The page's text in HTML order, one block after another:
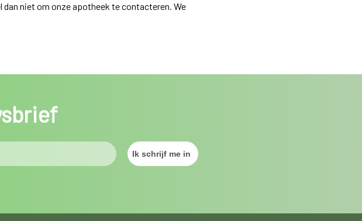
niet om onze apotheek te contacteren. We